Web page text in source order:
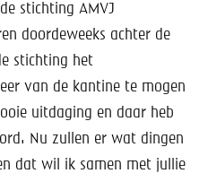
stichting AMVJ
doordeweeks achter de
stichting het
van de kantine te mogen
uitdaging en daar heb
Nu zullen er wat dingen
dat wil ik samen met jullie